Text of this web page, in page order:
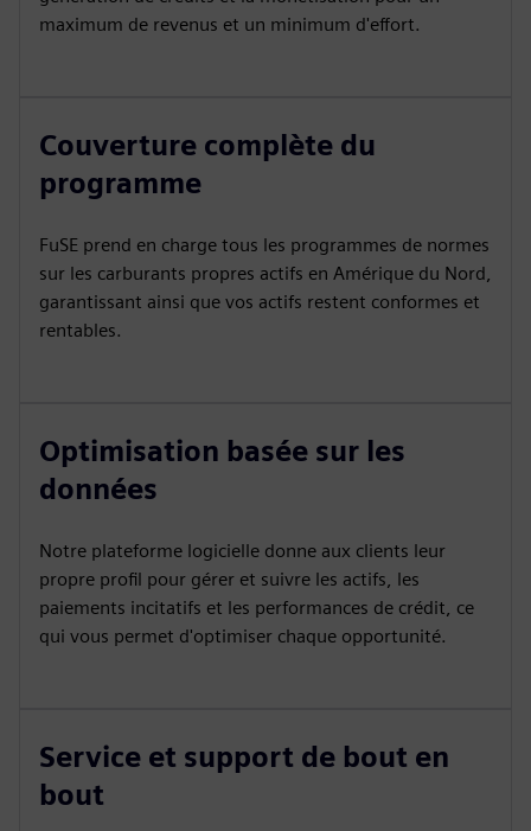
maximum de revenus et un minimum d'effort.
Couverture complète du
programme
FuSE prend en charge tous les programmes de normes
sur les carburants propres actifs en Amérique du Nord,
garantissant ainsi que vos actifs restent conformes et
rentables.
Optimisation basée sur les
données
Notre plateforme logicielle donne aux clients leur
propre profil pour gérer et suivre les actifs, les
paiements incitatifs et les performances de crédit, ce
qui vous permet d'optimiser chaque opportunité.
Service et support de bout en
bout